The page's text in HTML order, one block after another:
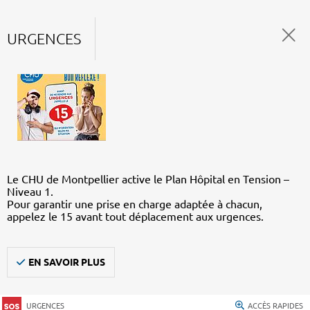
URGENCES
Le CHU de Montpellier active le Plan Hôpital en Tension –
Niveau 1.
Pour garantir une prise en charge adaptée à chacun,
appelez le 15 avant tout déplacement aux urgences.
EN SAVOIR PLUS
URGENCES ACCÈS RAPIDES